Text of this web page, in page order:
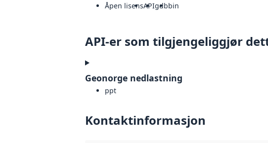
Åpen lisensAPIgdbbin
API-er som tilgjengeliggjør
Geonorge nedlastning
ppt
Kontaktinformasjon